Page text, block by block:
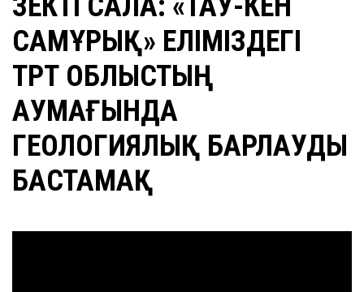
САМҰРЫҚ» ЕЛІМІЗДЕГІ
ТӨРТ ОБЛЫСТЫҢ
АУМАҒЫНДА
ГЕОЛОГИЯЛЫҚ БАРЛАУДЫ
БАСТАМАҚ